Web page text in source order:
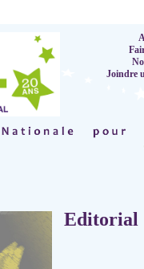
Joindre
Editorial